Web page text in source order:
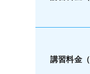
講習料金